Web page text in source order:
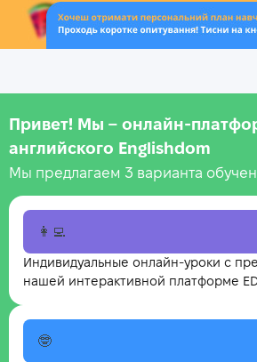
.
Привет! Мы –
английского Englishdom
Мы предлагаем 3 варианта
👩‍💻
Индивидуальные онлайн-уроки с
нашей интерактивной платформе
🤓